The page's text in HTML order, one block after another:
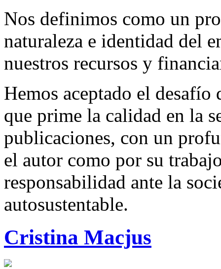
Nos definimos como un
naturaleza e identidad del
nuestros recursos y
Hemos aceptado el
que prime la calidad en la
publicaciones, con un
el autor como por su
responsabilidad ante la
autosustentable.
Cristina Macjus